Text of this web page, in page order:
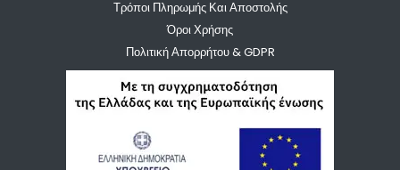
Τρόποι Πληρωμής Και Αποστολής
Όροι Χρήσης
Πολιτική Απορρήτου & GDPR